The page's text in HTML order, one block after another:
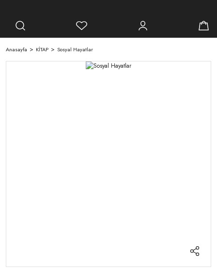
Anasayfa KİTAP Sosyal Hayatlar